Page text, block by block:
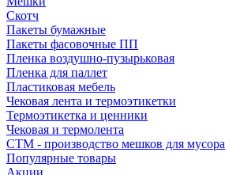
Скотч
Пакеты бумажные
Пакеты фасовочные ПП
Пленка воздушно-пузырьковая
Пленка для паллет
Пластиковая мебель
Чековая лента и термоэтикетки
Термоэтикетка и ценники
Чековая и термолента
СТМ - производство мешков для мусора
Популярные товары
Акции